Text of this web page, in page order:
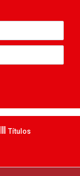
Títulos